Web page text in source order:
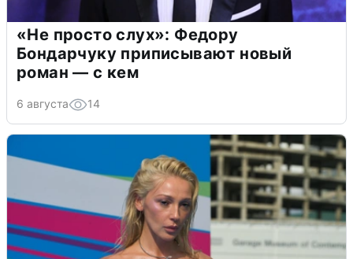
«Не просто слух»: Федору
Бондарчуку приписывают новый
роман — с кем
6 августа 14